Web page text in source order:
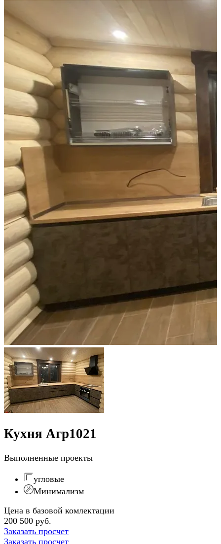
Кухня Агр1021
Выполненные проекты
угловые
Минимализм
Цена в базовой комлектации
200 500 руб.
Заказать просчет
Заказать просчет